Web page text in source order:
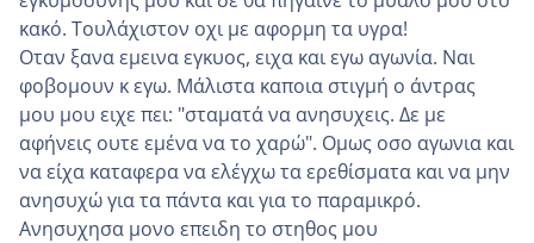
κακό. Τουλάχιστον οχι με αφορμη τα υγρα!
Οταν ξανα εμεινα εγκυος, ειχα και εγω αγωνία. Ναι
φοβομουν κ εγω. Μάλιστα καποια στιγμή ο άντρας
μου μου ειχε πει: "σταματά να ανησυχεις. Δε με
αφήνεις ουτε εμένα να το χαρώ". Ομως οσο αγωνια και
να είχα καταφερα να ελέγχω τα ερεθίσματα και να μην
ανησυχώ για τα πάντα και για το παραμικρό.
Ανησυχησα μονο επειδη το στηθος μου